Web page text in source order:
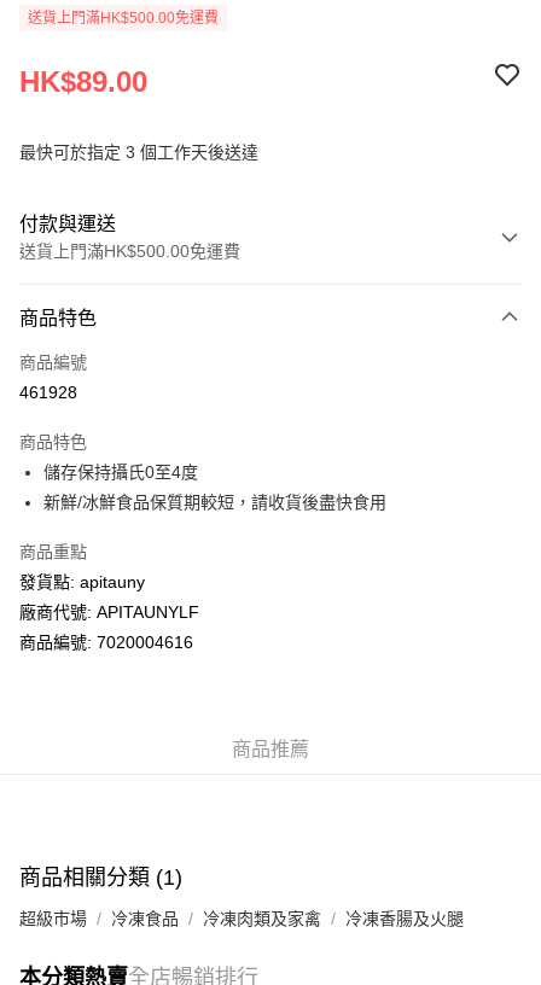
送貨上門滿HK$500.00免運費
HK$89.00
最快可於指定 3 個工作天後送達
付款與運送
送貨上門滿HK$500.00免運費
信用卡
AlipayHK
WeChat Pay
送貨上門 (不支援順豐自取點及智能櫃)
每筆HK$100.00，滿HK$500.00或以上免運費
商品特色
商品編號
461928
商品特色
儲存保持攝氏0至4度
新鮮/冰鮮食品保質期較短，請收貨後盡快食用
商品重點
發貨點: apitauny
廠商代號: APITAUNYLF
商品編號: 7020004616
商品推薦
商品相關分類 (1)
超級市場 冷凍食品 冷凍肉類及家禽 冷凍香腸及火腿
本分類熱賣全店暢銷排行